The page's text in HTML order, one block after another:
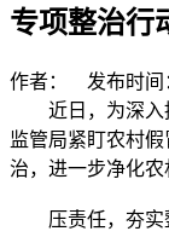
专项整治行
作者： 发布时间
近日，为深入
监管局紧盯农村
治，进一步净化农
压责任，夯实